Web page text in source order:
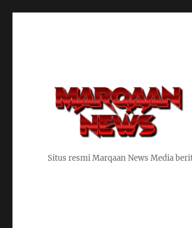
Situs resmi Marqaan News Media